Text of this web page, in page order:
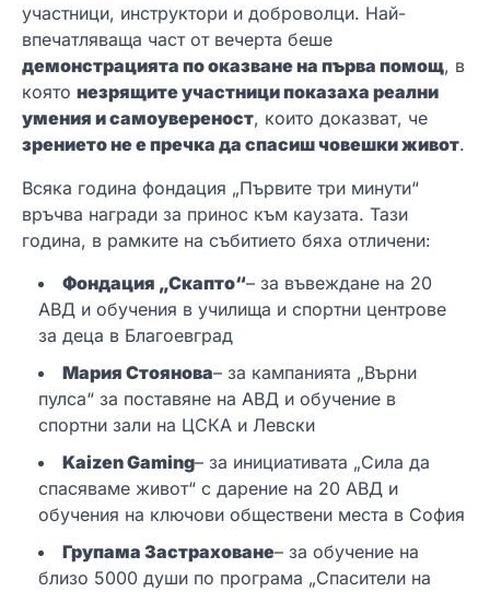
участници, инструктори и доброволци. Най-
впечатляваща част от вечерта беше
демонстрацията по оказване на първа помощ, в
която незрящите участници показаха реални
умения и самоувереност, които доказват, че
зрението не е пречка да спасиш човешки живот.
Всяка година фондация „Първите три минути“
връчва награди за принос към каузата. Тази
година, в рамките на събитието бяха отличени:
Фондация „Скапто“– за въвеждане на 20
АВД и обучения в училища и спортни центрове
за деца в Благоевград
Мария Стоянова– за кампанията „Върни
пулса“ за поставяне на АВД и обучение в
спортни зали на ЦСКА и Левски
Kaizen Gaming– за инициативата „Сила да
спасяваме живот“ с дарение на 20 АВД и
обучения на ключови обществени места в София
Групама Застраховане– за обучение на
близо 5000 души по програма „Спасители на